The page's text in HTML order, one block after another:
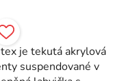
je tekutá akrylová
suspendované v